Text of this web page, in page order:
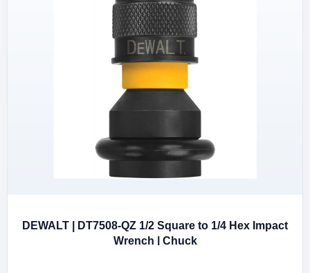
DEWALT | DT7508-QZ 1/2 Square to 1/4 Hex Impact
Wrench | Chuck